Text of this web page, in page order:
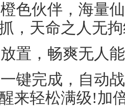
色伙伴，海量
，天命之人无
置，畅爽无人
键完成，自动
来轻松满级!加